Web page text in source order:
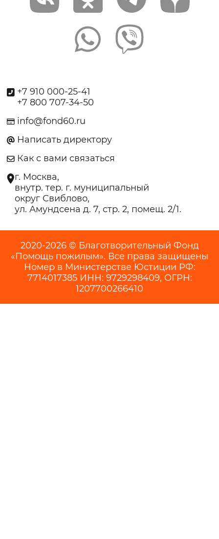
+7 910 000-25-41
+7 800 707-34-50
info@fond60.ru
Написать директору
Как с вами связаться
г. Москва,
внутр. тер. г. муниципальный
округ Свиблово,
ул. Амундсена д. 7, стр. 2, помещ. 2/1.
2020-2026 © Благотворительный Фонд
«Помощь пожилым». Все права защищены
Номер в Министерстве Юстиции РФ:
7714017385 ИНН: 9729298409, ОГРН:
1207700266410